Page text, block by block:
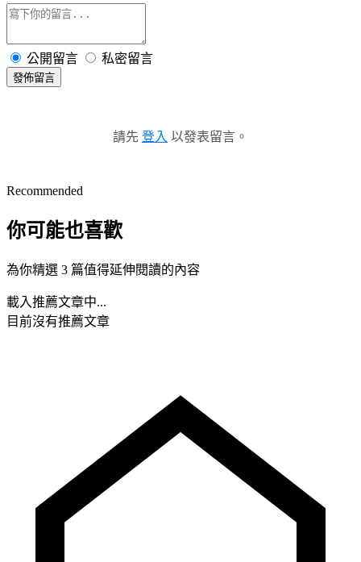
公開留言 私密留言
發佈留言
請先 登入 以發表留言。
Recommended
你可能也喜歡
為你精選 3 篇值得延伸閱讀的內容
載入推薦文章中...
目前沒有推薦文章